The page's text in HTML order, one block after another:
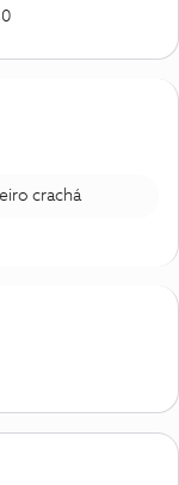
0
crachá